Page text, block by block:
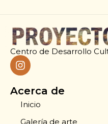
Centro de Desarrollo
Acerca de
Inicio
Galería de arte